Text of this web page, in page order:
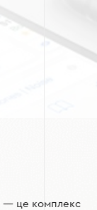
— це комплекс